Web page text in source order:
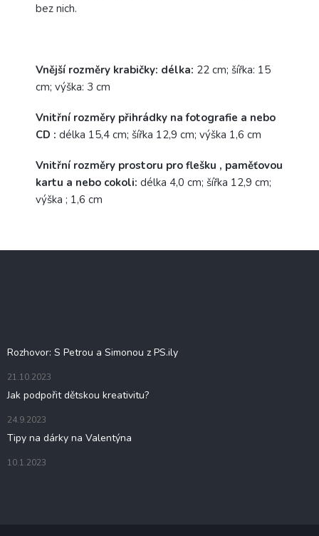
bez nich.
Vnější rozměry krabičky: délka: 22 cm; šířka: 15
cm; výška: 3 cm
Vnitřní rozměry přihrádky na fotografie a nebo
CD : délka 15,4 cm; šířka 12,9 cm; výška 1,6 cm
Vnitřní rozměry prostoru pro flešku , paměťovou
kartu a nebo cokoli: délka 4,0 cm; šířka 12,9 cm;
výška ; 1,6 cm
Rozhovor: S Petrou a Simonou z PS.ily
21.10.2023
Jak podpořit dětskou kreativitu?
24.9.2023
Tipy na dárky na Valentýna
10.1.2023